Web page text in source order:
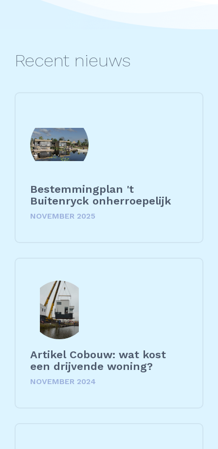
Recent nieuws
Bestemmingplan 't
Buitenryck onherroepelijk
NOVEMBER 2025
Artikel Cobouw: wat kost
een drijvende woning?
NOVEMBER 2024